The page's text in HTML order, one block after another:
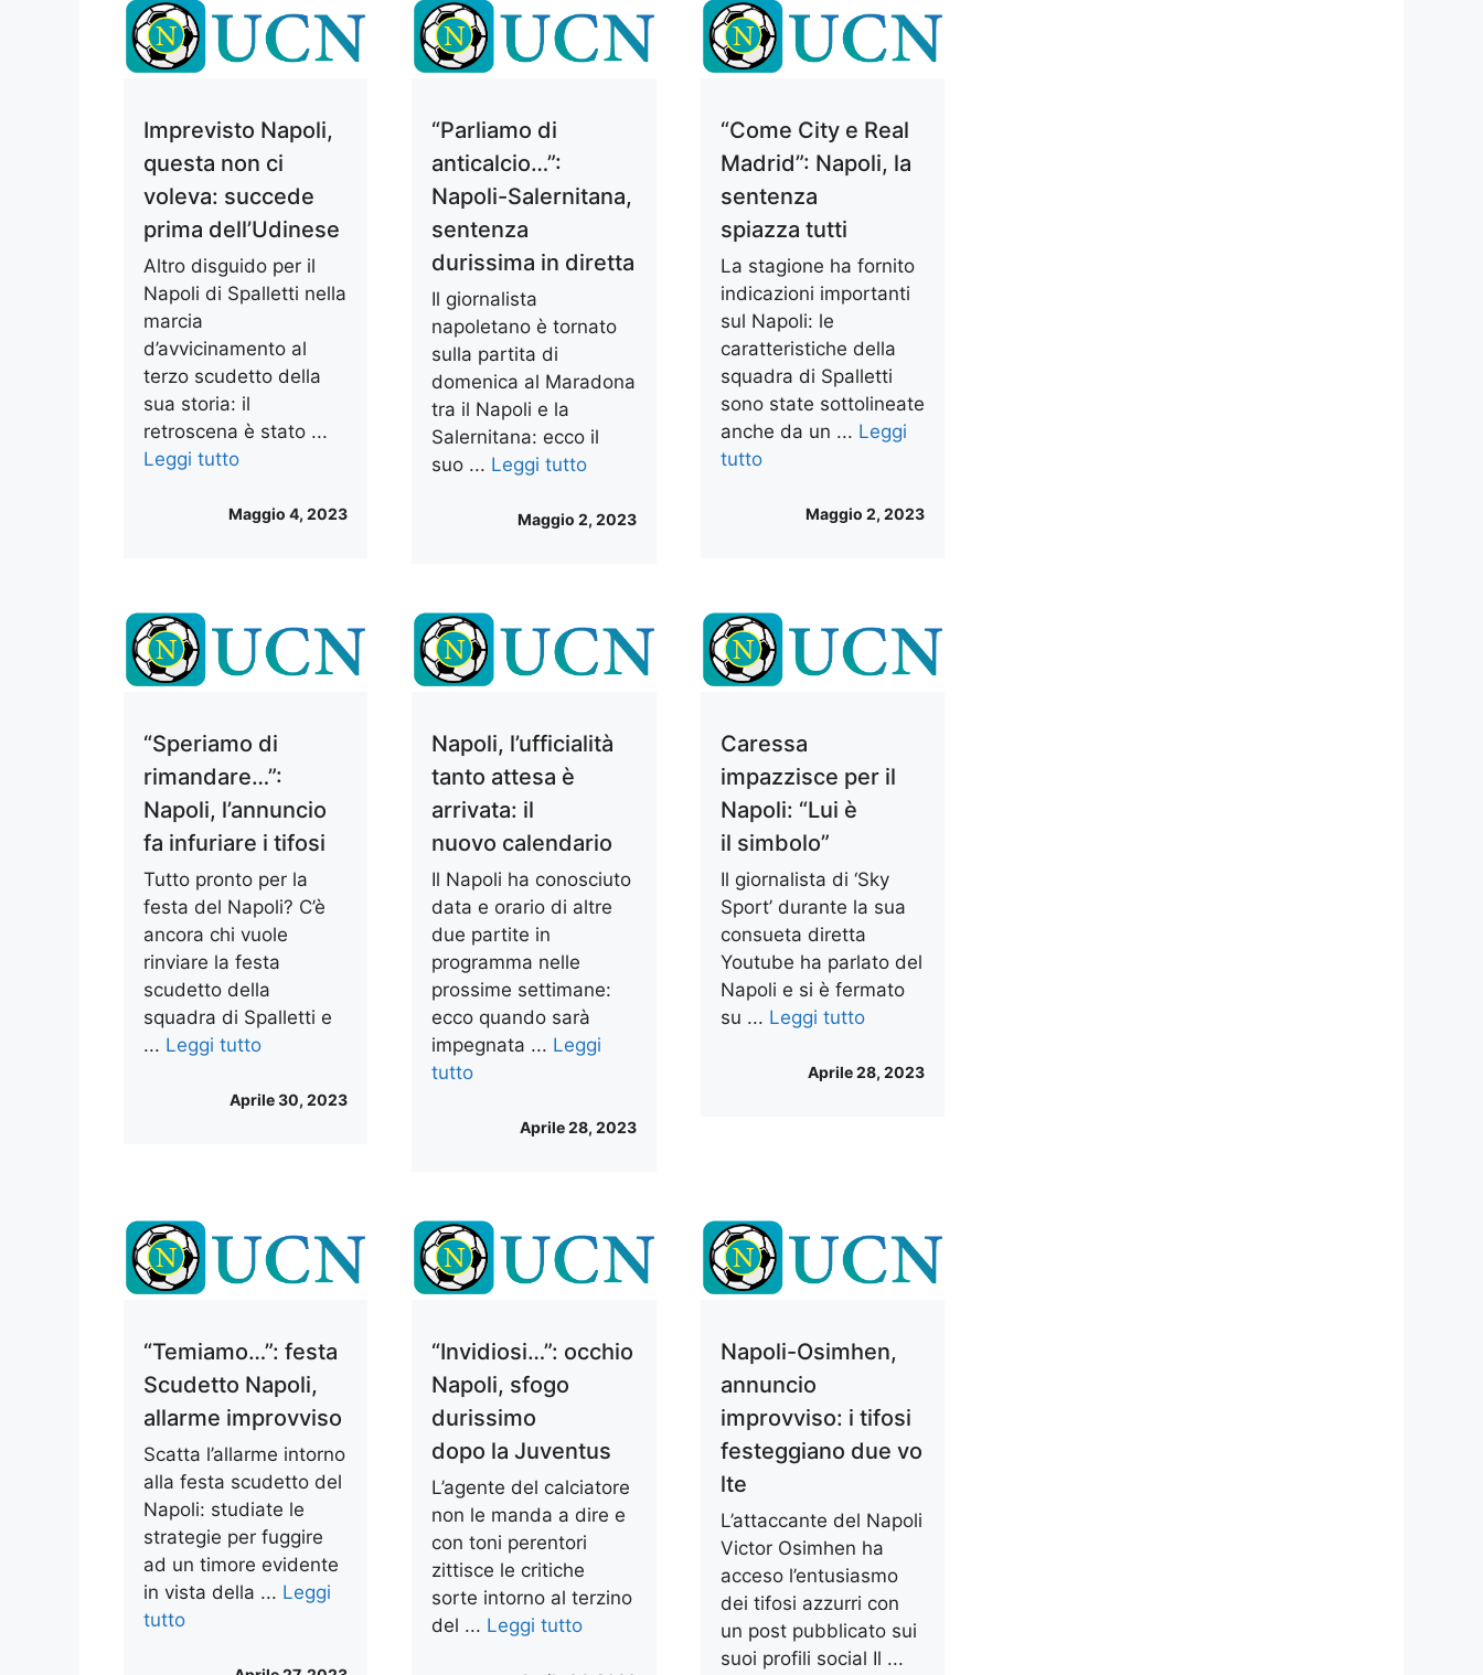
Imprevisto Napoli,
questa non ci
voleva: succede
prima dell’Udinese
Altro disguido per il
Napoli di Spalletti nella
marcia
d’avvicinamento al
terzo scudetto della
sua storia: il
retroscena è stato ...
Leggi tutto
Maggio 4, 2023
“Parliamo di
anticalcio…”:
Napoli-Salernitana,
sentenza
durissima in diretta
Il giornalista
napoletano è tornato
sulla partita di
domenica al Maradona
tra il Napoli e la
Salernitana: ecco il
suo ... Leggi tutto
Maggio 2, 2023
“Come City e Real
Madrid”: Napoli, la
sentenza
spiazza tutti
La stagione ha fornito
indicazioni importanti
sul Napoli: le
caratteristiche della
squadra di Spalletti
sono state sottolineate
anche da un ... Leggi
tutto
Maggio 2, 2023
“Speriamo di
rimandare…”:
Napoli, l’annuncio
fa infuriare i tifosi
Tutto pronto per la
festa del Napoli? C’è
ancora chi vuole
rinviare la festa
scudetto della
squadra di Spalletti e
... Leggi tutto
Aprile 30, 2023
Napoli, l’ufficialità
tanto attesa è
arrivata: il
nuovo calendario
Il Napoli ha conosciuto
data e orario di altre
due partite in
programma nelle
prossime settimane:
ecco quando sarà
impegnata ... Leggi
tutto
Aprile 28, 2023
Caressa
impazzisce per il
Napoli: “Lui è
il simbolo”
Il giornalista di ‘Sky
Sport’ durante la sua
consueta diretta
Youtube ha parlato del
Napoli e si è fermato
su ... Leggi tutto
Aprile 28, 2023
“Temiamo…”: festa
Scudetto Napoli,
allarme improvviso
Scatta l’allarme intorno
alla festa scudetto del
Napoli: studiate le
strategie per fuggire
ad un timore evidente
in vista della ... Leggi
tutto
“Invidiosi…”: occhio
Napoli, sfogo
durissimo
dopo la Juventus
L’agente del calciatore
non le manda a dire e
con toni perentori
zittisce le critiche
sorte intorno al terzino
del ... Leggi tutto
Napoli-Osimhen,
annuncio
improvviso: i tifosi
festeggiano due vo
lte
L’attaccante del Napoli
Victor Osimhen ha
acceso l’entusiasmo
dei tifosi azzurri con
un post pubblicato sui
suoi profili social Il ...